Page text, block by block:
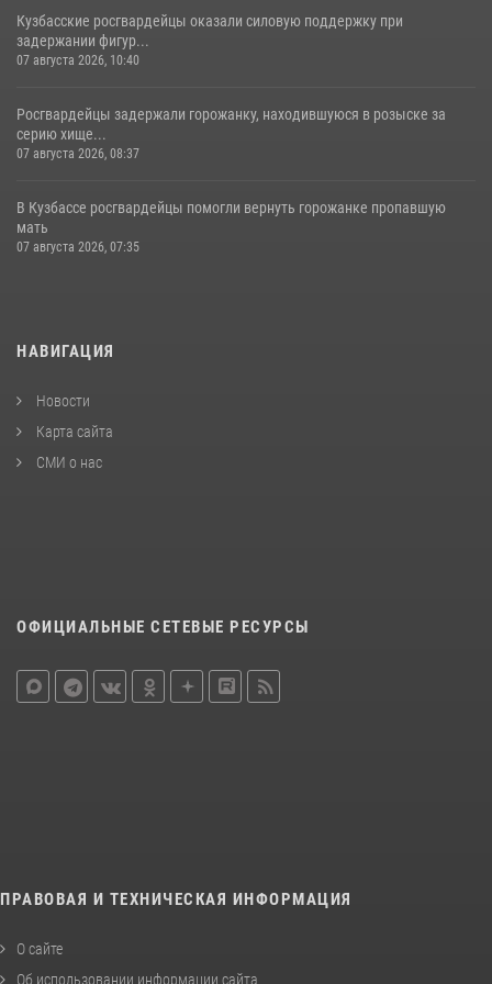
Кузбасские росгвардейцы оказали силовую поддержку при
задержании фигур...
07 августа 2026, 10:40
Росгвардейцы задержали горожанку, находившуюся в розыске за
серию хище...
07 августа 2026, 08:37
В Кузбассе росгвардейцы помогли вернуть горожанке пропавшую
мать
07 августа 2026, 07:35
НАВИГАЦИЯ
Новости
Карта сайта
СМИ о нас
ОФИЦИАЛЬНЫЕ СЕТЕВЫЕ РЕСУРСЫ
ПРАВОВАЯ И ТЕХНИЧЕСКАЯ ИНФОРМАЦИЯ
О сайте
Об использовании информации сайта